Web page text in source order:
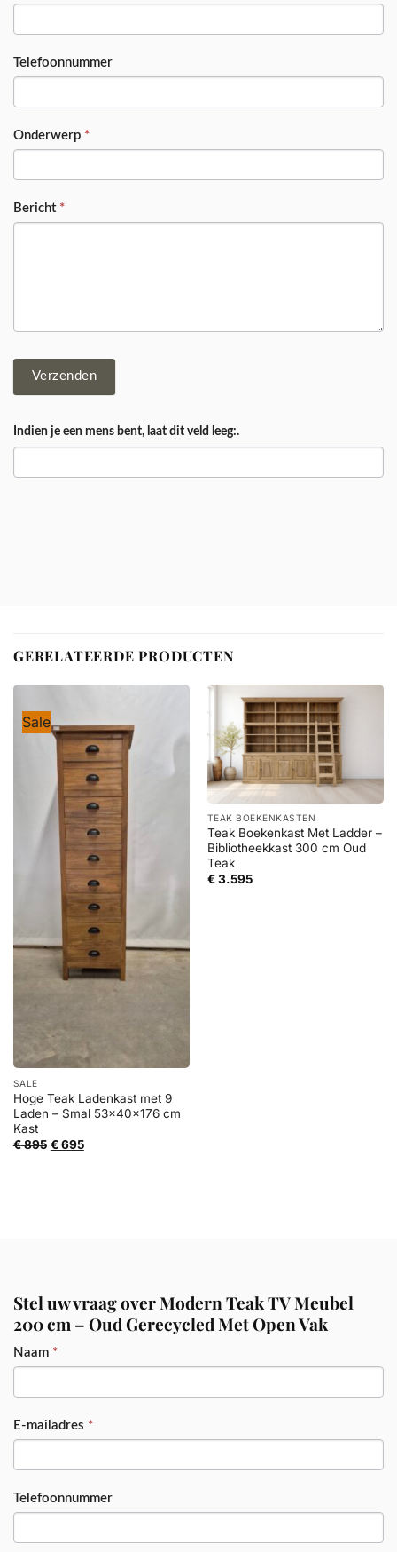
Telefoonnummer
Onderwerp *
Bericht *
Verzenden
Indien je een mens bent, laat dit veld leeg:.
GERELATEERDE PRODUCTEN
Sale
SALE
Hoge Teak Ladenkast met 9
Laden – Smal 53x40x176 cm
Kast
€895 Oorspronkelijke
prijs
€695Huidige
prijs
TEAK BOEKENKASTEN
Teak Boekenkast Met Ladder –
Bibliotheekkast 300 cm Oud
Teak
€3.595
Stel uw vraag over Modern Teak TV Meubel
200 cm – Oud Gerecycled Met Open Vak
PRODUCT
Naam *
E-mailadres *
Telefoonnummer